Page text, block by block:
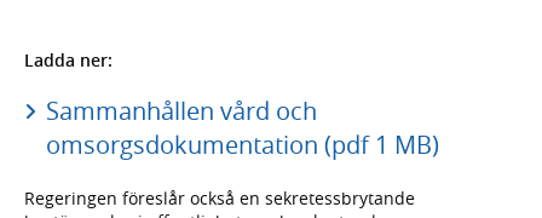
Ladda ner:
Sammanhållen vård och
omsorgsdokumentation (pdf 1 MB)
Regeringen föreslår också en sekretessbrytande